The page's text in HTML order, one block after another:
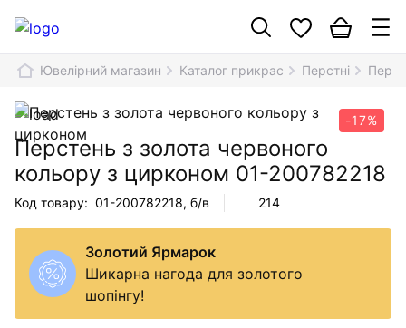
Ювелірний магазин Каталог прикрас Перстні
-17%
Перстень з золота червоного
кольору з цирконом 01-200782218
Код товару: 01-200782218, б/в 214
Золотий Ярмарок
Шикарна нагода для золотого
шопінгу!